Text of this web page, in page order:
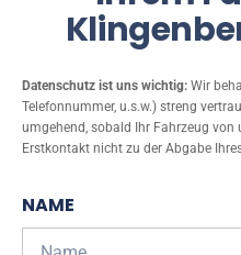
Datenschutz ist uns wichtig: Wir
Telefonnummer, u.s.w.) streng
umgehend, sobald Ihr Fahrzeug von
Erstkontakt nicht zu der Abgabe
NAME